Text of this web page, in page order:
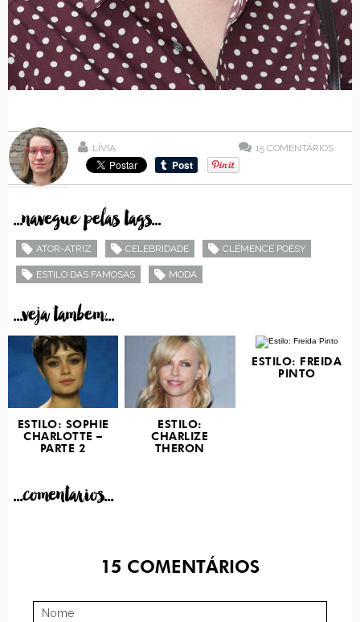
LÍVIA 15 COMENTÁRIOS
...navegue pelas tags...
ATOR-ATRIZ CELEBRIDADE CLÉMENCE POÉSY
ESTILO DAS FAMOSAS MODA
...veja tambem...
ESTILO: SOPHIE
CHARLOTTE –
PARTE 2
ESTILO:
CHARLIZE
THERON
ESTILO: FREIDA
PINTO
...comentarios...
15 COMENTÁRIOS